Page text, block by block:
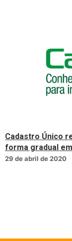
Cadastro Único
forma gradual
29 de abril de 2020